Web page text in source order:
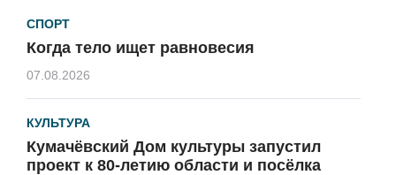
СПОРТ
Когда тело ищет равновесия
07.08.2026
КУЛЬТУРА
Кумачёвский Дом культуры запустил
проект к 80-летию области и посёлка